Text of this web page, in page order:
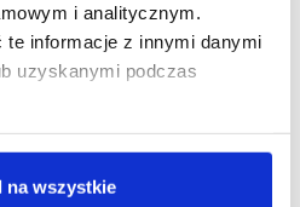
i analitycznym.
te informacje z innymi danymi
uzyskanymi podczas
na wszystkie